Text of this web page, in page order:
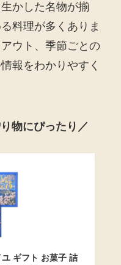
かした名物が揃
料理が多くありま
ウト、季節ごとの
報をわかりやすく
物にぴったり／
ギフト お菓子 詰